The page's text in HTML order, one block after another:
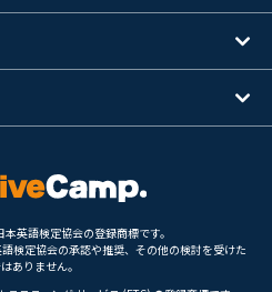
英語検定協会の登録商標です。
検定協会の承認や推奨、その他の検討を受けた
ありません。